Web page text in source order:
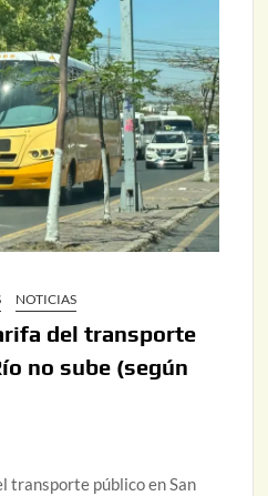
NOTICIAS
del transporte
no sube (según
transporte público en San